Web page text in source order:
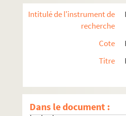
Intitulé de l'instrument de
recherche
Cote
Titre
Dans le document :
H-IMAR-21-184-
H-IMAR-21-185-
H-IMAR-21-185-
H-IMAR-21-185-
H-IMAR-21-185-